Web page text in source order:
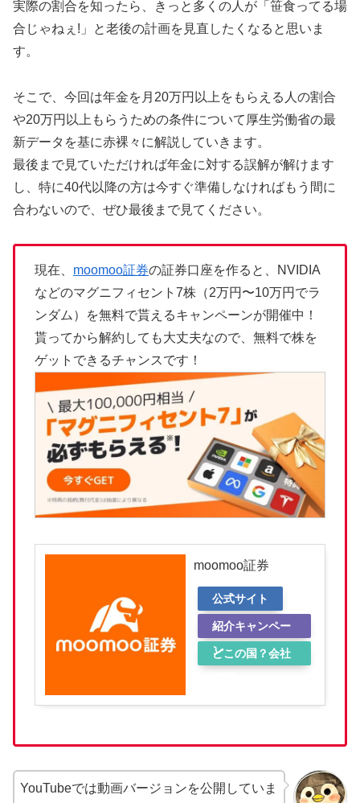
実際の割合を知ったら、きっと多くの人が「笹食ってる場
合じゃねぇ!」と老後の計画を見直したくなると思いま
す。
そこで、今回は年金を月20万円以上をもらえる人の割合
や20万円以上もらうための条件について厚生労働省の最
新データを基に赤裸々に解説していきます。
最後まで見ていただければ年金に対する誤解が解けます
し、特に40代以降の方は今すぐ準備しなければもう間に
合わないので、ぜひ最後まで見てください。
現在、 moomoo証券の証券口座を作ると、NVIDIA
などのマグニフィセント7株（2万円〜10万円でラ
ンダム）を無料で貰えるキャンペーンが開催中！
貰ってから解約しても大丈夫なので、無料で株を
ゲットできるチャンスです！
moomoo証券
公式サイト
紹介キャンペー
ン
どこの国？会社
YouTubeでは動画バージョンを公開していま